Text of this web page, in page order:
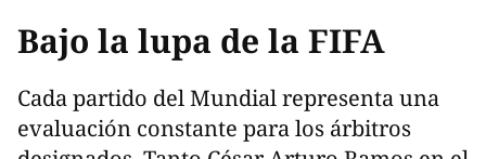
Bajo la lupa de la FIFA
Cada partido del Mundial representa una
evaluación constante para los árbitros